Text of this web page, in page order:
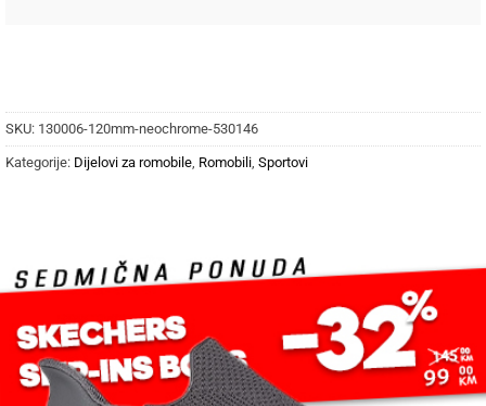
SKU: 130006-120mm-neochrome-530146
Kategorije: Dijelovi za romobile, Romobili, Sportovi